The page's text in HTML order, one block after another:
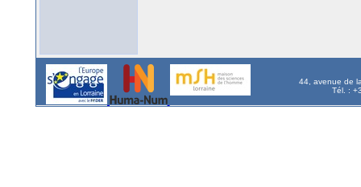
44, avenue de
Tél. :